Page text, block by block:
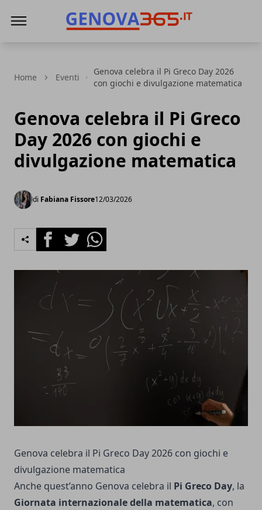
Home Eventi
Genova celebra il Pi Greco Day 2026
con giochi e divulgazione matematica
Genova celebra il Pi Greco
Day 2026 con giochi e
divulgazione matematica
di Fabiana Fissore12/03/2026
FacebookTwitterWhatsapp
Genova celebra il Pi Greco Day 2026 con giochi e
divulgazione matematica
Anche quest’anno Genova celebra il Pi Greco Day, la
Giornata internazionale della matematica, con